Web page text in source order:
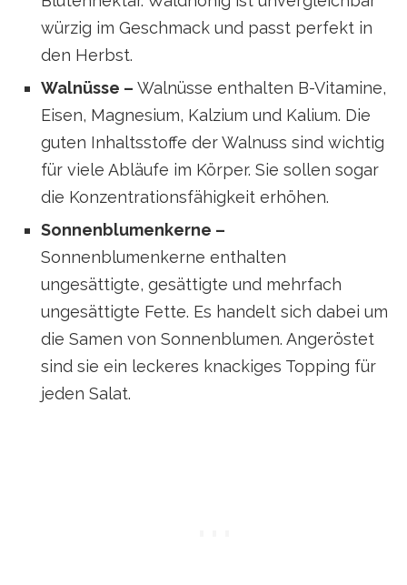
würzig im Geschmack und passt perfekt in
den Herbst.
Walnüsse – Walnüsse enthalten B-Vitamine,
Eisen, Magnesium, Kalzium und Kalium. Die
guten Inhaltsstoffe der Walnuss sind wichtig
für viele Abläufe im Körper. Sie sollen sogar
die Konzentrationsfähigkeit erhöhen.
Sonnenblumenkerne –
Sonnenblumenkerne enthalten
ungesättigte, gesättigte und mehrfach
ungesättigte Fette. Es handelt sich dabei um
die Samen von Sonnenblumen. Angeröstet
sind sie ein leckeres knackiges Topping für
jeden Salat.